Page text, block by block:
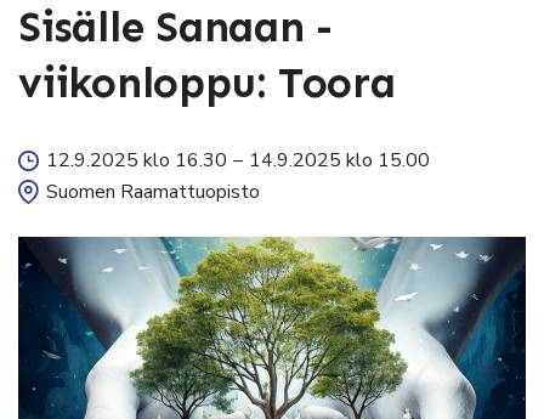
Sisälle Sanaan -
viikonloppu: Toora
12.9.2025 klo 16.30 – 14.9.2025 klo 15.00
Suomen Raamattuopisto